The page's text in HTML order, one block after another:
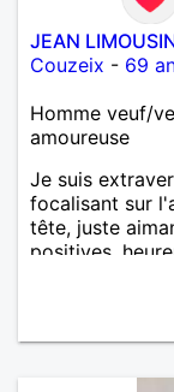
JEAN
Couzeix - 69
Homme veuf/
amoureuse
Je suis
focalisant sur
tête, juste
positives,
me tourne
intense,
pas par la
temps, se